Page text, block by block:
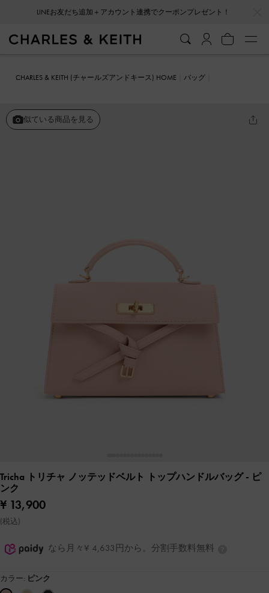
LINEお友だち追加＋アカウント連携でクーポンプレゼント！
CHARLES & KEITH (チャールズアンドキース) HOME
バッグ
似ている商品を見る
Tricha トリチャ ノッテッドベルト トップハンドルバッグ- ピ
ンク
¥ 13,900
(税込)
なら月々¥ 4,633円から。分割手数料無料
カラー: ピンク